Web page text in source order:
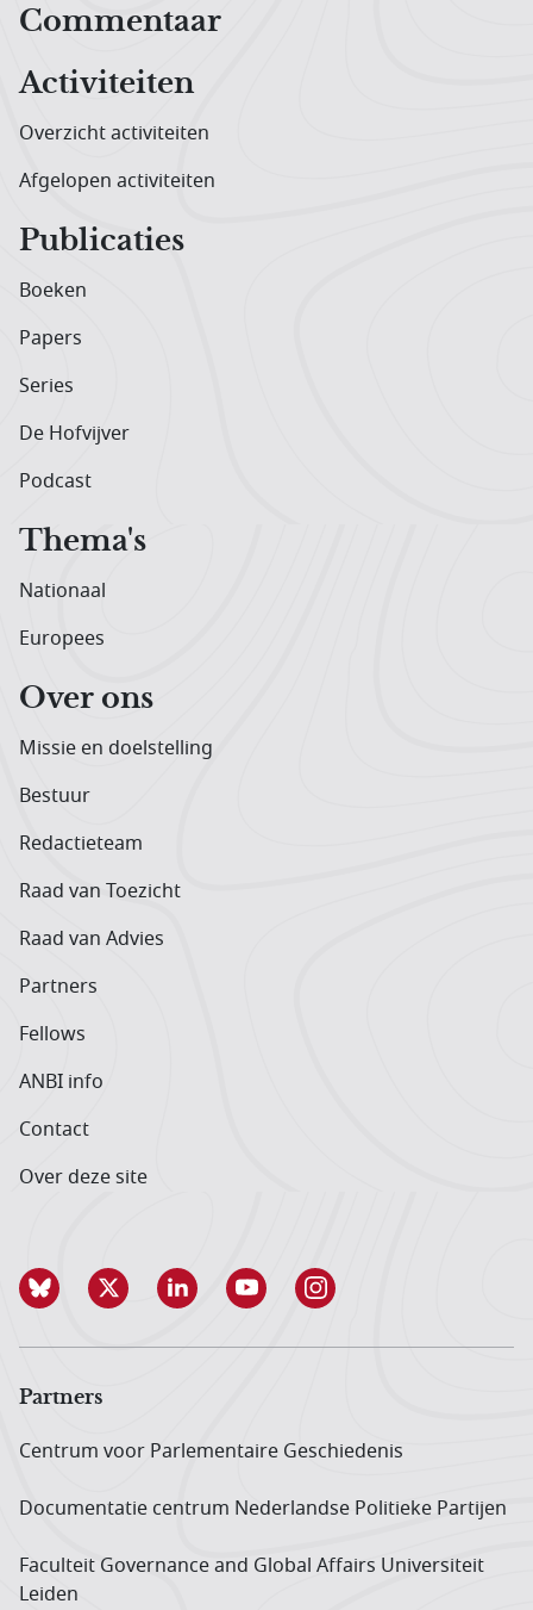
Hoofdnavigatiemenu
Commentaar
Activiteiten
Overzicht activiteiten
Afgelopen activiteiten
Publicaties
Boeken
Papers
Series
De Hofvijver
Podcast
Thema's
Nationaal
Europees
Over ons
Missie en doelstelling
Bestuur
Redactieteam
Raad van Toezicht
Raad van Advies
Partners
Fellows
ANBI info
Contact
Over deze site
Partners
Centrum voor Parlementaire Geschiedenis
Documentatie centrum Neder­landse Politieke Partijen
Faculteit Governance and Global Affairs Universiteit
Leiden